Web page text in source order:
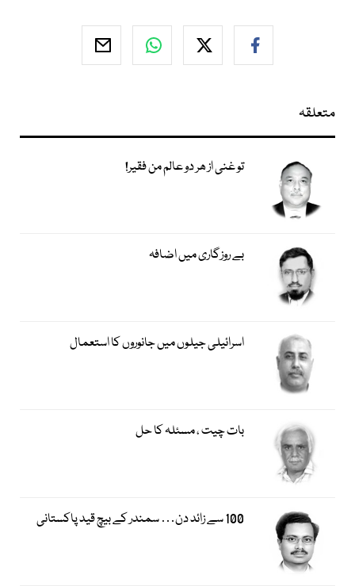
متعلقہ
تو غنی از ھر دو عالم من فقیر!
بے روزگاری میں اضافہ
اسرائیلی جیلوں میں جانوروں کا استعمال
بات چیت ، مسئلہ کا حل
100 سے زائد دن… سمندر کے بیچ قید پاکستانی